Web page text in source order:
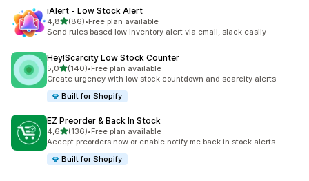
iAlert ‑ Low Stock Alert
4,85 yıldız üzerinden
(86)
toplam 86 değerlendirme
•Free plan available
Send rules based low inventory alert via email, slack easily
Hey!Scarcity Low Stock Counter
5,05 yıldız üzerinden
(140)
toplam 140 değerlendirme
•Free plan available
Create urgency with low stock countdown and scarcity alerts
Built for Shopify
EZ Preorder & Back In Stock
4,65 yıldız üzerinden
(136)
toplam 136 değerlendirme
•Free plan available
Accept preorders now or enable notify me back in stock alerts
Built for Shopify